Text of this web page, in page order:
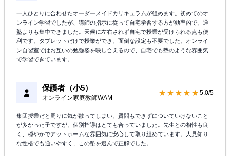
一人ひとりに合わせたオーダーメイドカリキュラムが組めます。初めてのオ
ンライン学習でしたが、講師の指示に従って自宅学習する方が効率的で、通
塾よりも集中できました。天候に左右されず自宅で授業が受けられる点も便
利です。タブレットだけで授業ができ、面倒な設定も不要でした。オンライ
ン自習室ではお互いの勉強姿を映し合えるので、自宅でも塾のような雰囲気
で学習できています。
保護者（小5）
オンライン家庭教師WAM
★★★★★ 5.0/5
集団授業だと周りに気が散ってしまい、質問もできずについていけないこと
が多かった子ですが、個別指導はとても合っていました。先生との相性も良
く、穏やかでアットホームな雰囲気に安心して取り組めています。人見知り
な性格でも通いやすく、この塾を選んで正解でした。